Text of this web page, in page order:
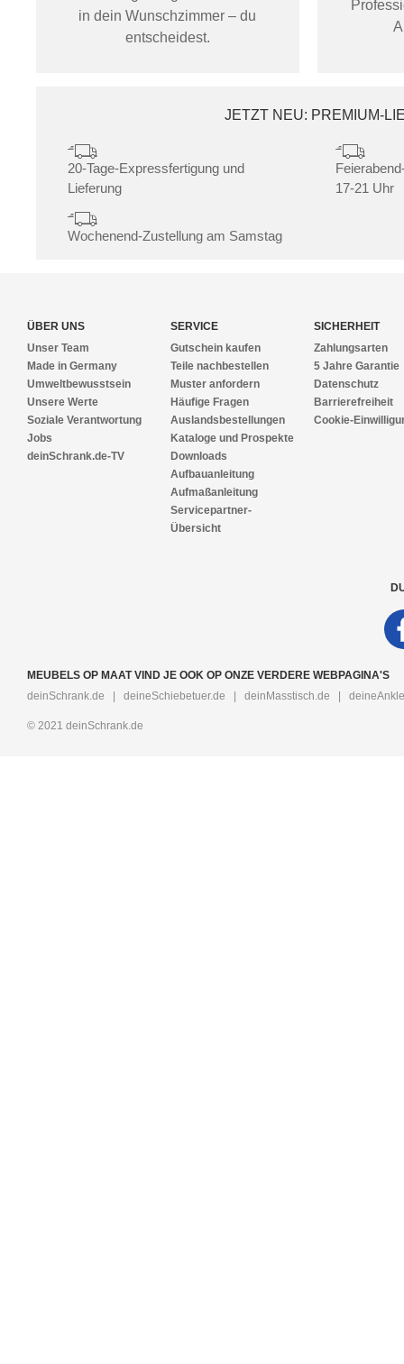
in dein Wunschzimmer – du
entscheidest.
JETZT NEU: PREMIUM-
20-Tage-Expressfertigung und
Lieferung
17-21 Uhr
Wochenend-Zustellung am Samstag
ÜBER UNS
Unser Team
Made in Germany
Umweltbewusstsein
Unsere Werte
Soziale Verantwortung
Jobs
deinSchrank.de-TV
SERVICE
Gutschein kaufen
Teile nachbestellen
Muster anfordern
Häufige Fragen
Auslandsbestellungen
Kataloge und Prospekte
Downloads
Aufbauanleitung
Aufmaßanleitung
Servicepartner-
Übersicht
SICHERHEIT
Zahlungsarten
5 Jahre Garantie
Datenschutz
Barrierefreiheit
Cookie-
MEUBELS OP MAAT VIND JE OOK OP ONZE VERDERE WEBPAGINA'S
deinSchrank.de | deineSchiebetuer.de | deinMasstisch.de |
© 2021 deinSchrank.de